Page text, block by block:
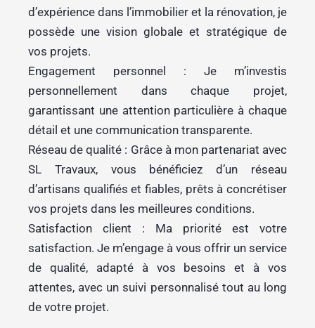
d’expérience dans l’immobilier et la rénovation, je
possède une vision globale et stratégique de
vos projets.
Engagement personnel : Je m’investis
personnellement dans chaque projet,
garantissant une attention particulière à chaque
détail et une communication transparente.
Réseau de qualité : Grâce à mon partenariat avec
SL Travaux, vous bénéficiez d’un réseau
d’artisans qualifiés et fiables, prêts à concrétiser
vos projets dans les meilleures conditions.
Satisfaction client : Ma priorité est votre
satisfaction. Je m’engage à vous offrir un service
de qualité, adapté à vos besoins et à vos
attentes, avec un suivi personnalisé tout au long
de votre projet.